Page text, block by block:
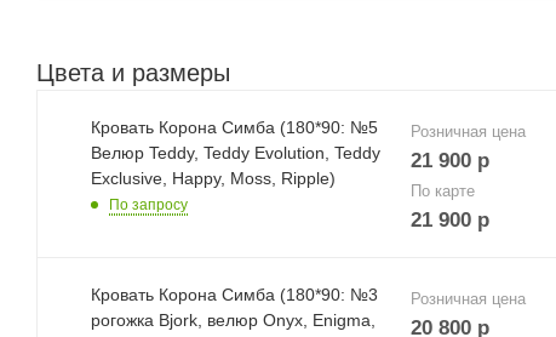
Цвета и размеры
Кровать Корона Симба (180*90: №5
Велюр Teddy, Teddy Evolution, Teddy
Exclusive, Happy, Moss, Ripple)
По запросу
Розничная цена
21 900р
По карте
21 900р
Кровать Корона Симба (180*90: №3
рогожка Bjork, велюр Onyx, Enigma,
Розничная цена
20 800р